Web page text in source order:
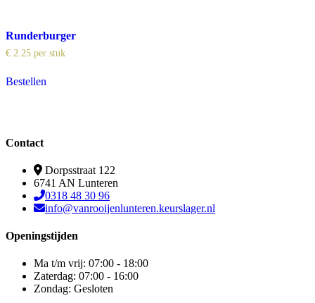
Runderburger
€ 2.25 per stuk
Bestellen
Contact
Dorpsstraat 122
6741 AN Lunteren
0318 48 30 96
info@vanrooijenlunteren.keurslager.nl
Openingstijden
Ma t/m vrij: 07:00 - 18:00
Zaterdag: 07:00 - 16:00
Zondag: Gesloten